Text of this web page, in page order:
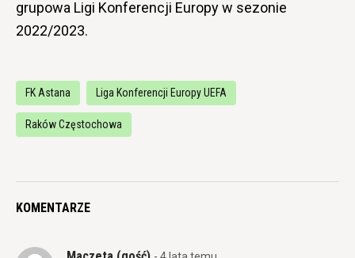
grupowa Ligi Konferencji Europy w sezonie
2022/2023.
FK Astana Liga Konferencji Europy UEFA
Raków Częstochowa
KOMENTARZE